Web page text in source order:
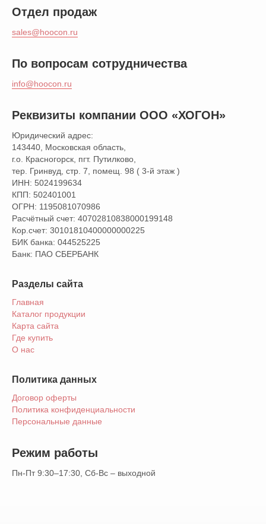
Отдел продаж
sales@hoocon.ru
По вопросам сотрудничества
info@hoocon.ru
Реквизиты компании ООО «ХОГОН»
Юридический адрес:
143440, Московская область,
г.о. Красногорск, пгт. Путилково,
тер. Гринвуд, стр. 7, помещ. 98 ( 3-й этаж )
ИНН: 5024199634
КПП: 502401001
ОГРН: 1195081070986
Расчётный счет: 40702810838000199148
Кор.счет: 30101810400000000225
БИК банка: 044525225
Банк: ПАО СБЕРБАНК
Разделы сайта
Главная
Каталог продукции
Карта сайта
Где купить
О нас
Политика данных
Договор оферты
Политика конфиденциальности
Персональные данные
Режим работы
Пн-Пт 9:30–17:30, Сб-Вс – выходной
© ООО Хогон 2026г.